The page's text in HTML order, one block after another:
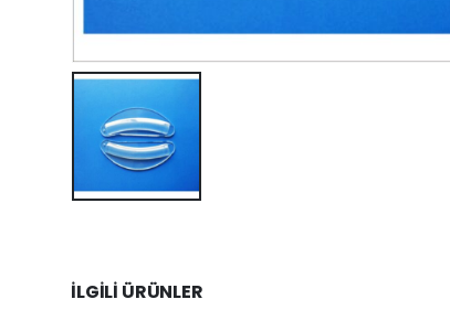
İLGILI ÜRÜNLER